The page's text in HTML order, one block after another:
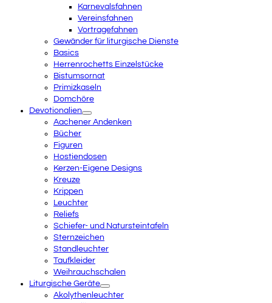
Karnevalsfahnen
Vereinsfahnen
Vortragefahnen
Gewänder für liturgische Dienste
Basics
Herrenrochetts Einzelstücke
Bistumsornat
Primizkaseln
Domchöre
Devotionalien
Aachener Andenken
Bücher
Figuren
Hostiendosen
Kerzen-Eigene Designs
Kreuze
Krippen
Leuchter
Reliefs
Schiefer- und Natursteintafeln
Sternzeichen
Standleuchter
Taufkleider
Weihrauchschalen
Liturgische Geräte
Akolythenleuchter